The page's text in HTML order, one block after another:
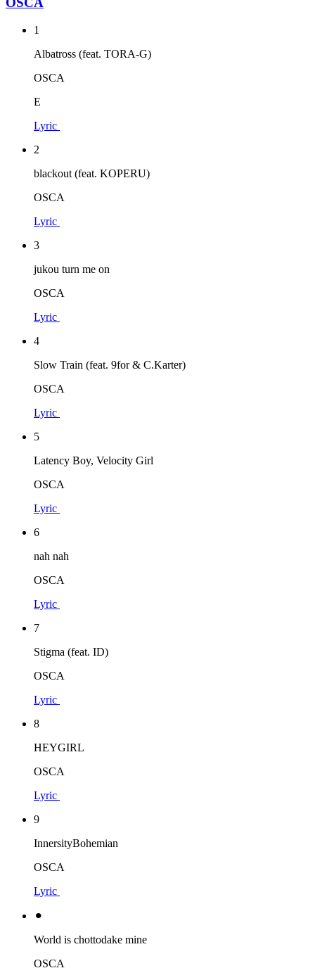
1
Albatross (feat. TORA-G)
OSCA
E
Lyric
2
blackout (feat. KOPERU)
OSCA
Lyric
3
jukou turn me on
OSCA
Lyric
4
Slow Train (feat. 9for & C.Karter)
OSCA
Lyric
5
Latency Boy, Velocity Girl
OSCA
Lyric
6
nah nah
OSCA
Lyric
7
Stigma (feat. ID)
OSCA
Lyric
8
HEYGIRL
OSCA
Lyric
9
InnersityBohemian
OSCA
Lyric
⚫︎
World is chottodake mine
OSCA